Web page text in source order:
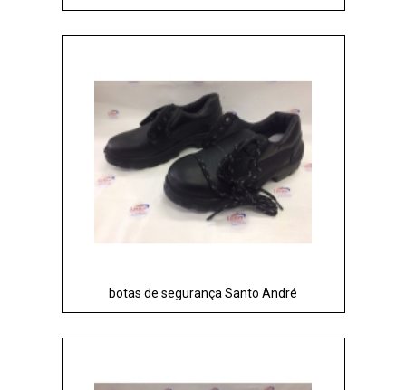
botas de segurança Santo André